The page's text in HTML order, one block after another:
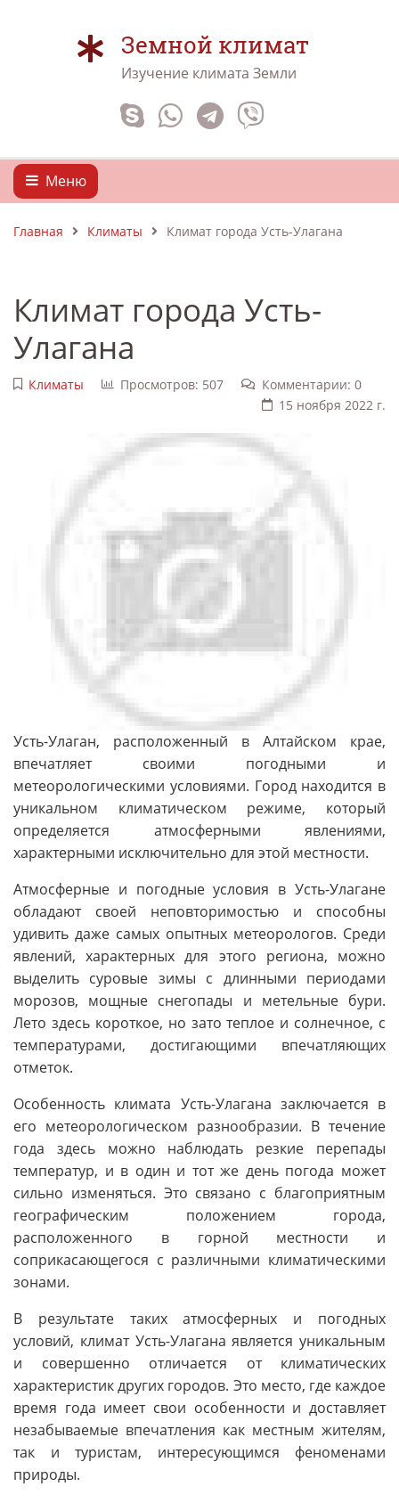
Земной климат
Изучение климата Земли
Меню
Главная Климаты Климат города Усть-Улагана
Климат города Усть-
Улагана
Климаты Просмотров: 507
Комментарии: 0
15 ноября 2022 г.
Усть-Улаган, расположенный в Алтайском крае,
впечатляет своими погодными и
метеорологическими условиями. Город находится в
уникальном климатическом режиме, который
определяется атмосферными явлениями,
характерными исключительно для этой местности.
Атмосферные и погодные условия в Усть-Улагане
обладают своей неповторимостью и способны
удивить даже самых опытных метеорологов. Среди
явлений, характерных для этого региона, можно
выделить суровые зимы с длинными периодами
морозов, мощные снегопады и метельные бури.
Лето здесь короткое, но зато теплое и солнечное, с
температурами, достигающими впечатляющих
отметок.
Особенность климата Усть-Улагана заключается в
его метеорологическом разнообразии. В течение
года здесь можно наблюдать резкие перепады
температур, и в один и тот же день погода может
сильно изменяться. Это связано с благоприятным
географическим положением города,
расположенного в горной местности и
соприкасающегося с различными климатическими
зонами.
В результате таких атмосферных и погодных
условий, климат Усть-Улагана является уникальным
и совершенно отличается от климатических
характеристик других городов. Это место, где каждое
время года имеет свои особенности и доставляет
незабываемые впечатления как местным жителям,
так и туристам, интересующимся феноменами
природы.